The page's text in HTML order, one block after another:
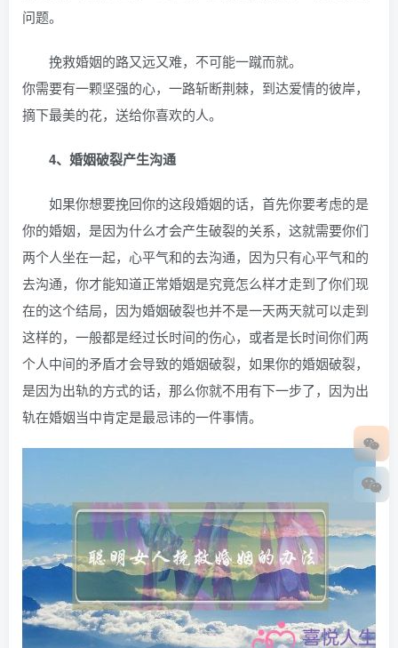
问题。
挽救婚姻的路又远又难，不可能一蹴而就。
你需要有一颗坚强的心，一路斩断荆棘，到达爱情的彼岸，
摘下最美的花，送给你喜欢的人。
4、婚姻破裂产生沟通
如果你想要挽回你的这段婚姻的话，首先你要考虑的是
你的婚姻，是因为什么才会产生破裂的关系，这就需要你们
两个人坐在一起，心平气和的去沟通，因为只有心平气和的
去沟通，你才能知道正常婚姻是究竟怎么样才走到了你们现
在的这个结局，因为婚姻破裂也并不是一天两天就可以走到
这样的，一般都是经过长时间的伤心，或者是长时间你们两
个人中间的矛盾才会导致的婚姻破裂，如果你的婚姻破裂，
是因为出轨的方式的话，那么你就不用有下一步了，因为出
轨在婚姻当中肯定是最忌讳的一件事情。